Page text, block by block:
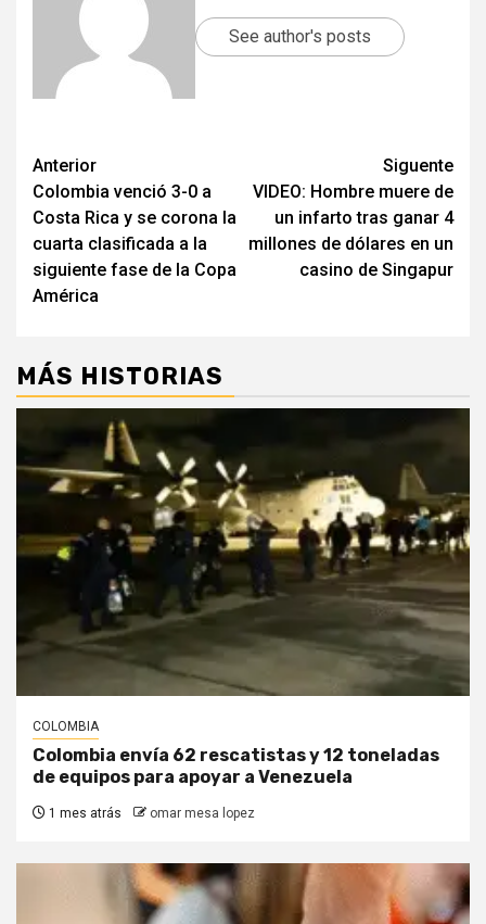
See author's posts
Post
navigation
Anterior
Colombia venció 3-0 a
Costa Rica y se corona la
cuarta clasificada a la
siguiente fase de la Copa
América
Siguente
VIDEO: Hombre muere de
un infarto tras ganar 4
millones de dólares en un
casino de Singapur
MÁS HISTORIAS
COLOMBIA
Colombia envía 62 rescatistas y 12 toneladas
de equipos para apoyar a Venezuela
1 mes atrás omar mesa lopez